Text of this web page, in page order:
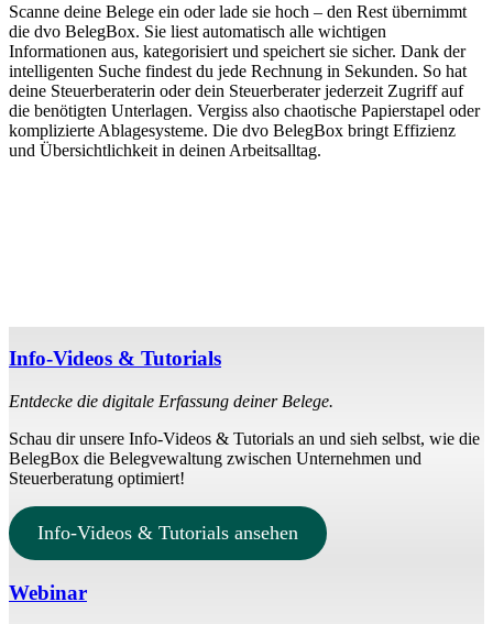
Scanne deine Belege ein oder lade sie hoch – den Rest übernimmt
die dvo BelegBox. Sie liest automatisch alle wichtigen
Informationen aus, kategorisiert und speichert sie sicher. Dank der
intelligenten Suche findest du jede Rechnung in Sekunden. So hat
deine Steuerberaterin oder dein Steuerberater jederzeit Zugriff auf
die benötigten Unterlagen. Vergiss also chaotische Papierstapel oder
komplizierte Ablagesysteme. Die dvo BelegBox bringt Effizienz
und Übersichtlichkeit in deinen Arbeitsalltag.
Info-Videos & Tutorials
Entdecke die digitale Erfassung deiner Belege.
Schau dir unsere Info-Videos & Tutorials an und sieh selbst, wie die
BelegBox die Belegvewaltung zwischen Unternehmen und
Steuerberatung optimiert!
Info-Videos & Tutorials ansehen
Webinar